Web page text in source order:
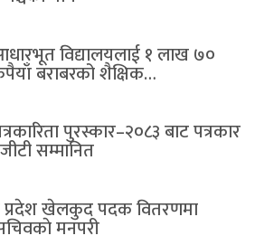
विद्यालयलाई १ लाख ७०
बराबरको शैक्षिक…
पुरस्कार–२०८३ बाट पत्रकार
सम्मानित
प्रदेश खेलकुद पदक वितरणमा
मनपरी